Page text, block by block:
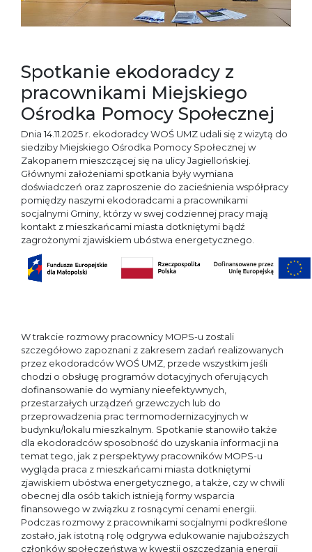
Spotkanie ekodoradcy z
pracownikami Miejskiego
Ośrodka Pomocy Społecznej
Dnia 14.11.2025 r. ekodoradcy WOŚ UMZ udali się z wizytą do
siedziby Miejskiego Ośrodka Pomocy Społecznej w
Zakopanem mieszczącej się na ulicy Jagiellońskiej.
Głównymi założeniami spotkania były wymiana
doświadczeń oraz zaproszenie do zacieśnienia współpracy
pomiędzy naszymi ekodoradcami a pracownikami
socjalnymi Gminy, którzy w swej codziennej pracy mają
kontakt z mieszkańcami miasta dotkniętymi bądź
zagrożonymi zjawiskiem ubóstwa energetycznego.
W trakcie rozmowy pracownicy MOPS-u zostali
szczegółowo zapoznani z zakresem zadań realizowanych
przez ekodoradców WOŚ UMZ, przede wszystkim jeśli
chodzi o obsługę programów dotacyjnych oferujących
dofinansowanie do wymiany nieefektywnych,
przestarzałych urządzeń grzewczych lub do
przeprowadzenia prac termomodernizacyjnych w
budynku/lokalu mieszkalnym. Spotkanie stanowiło także
dla ekodoradców sposobność do uzyskania informacji na
temat tego, jak z perspektywy pracowników MOPS-u
wygląda praca z mieszkańcami miasta dotkniętymi
zjawiskiem ubóstwa energetycznego, a także, czy w chwili
obecnej dla osób takich istnieją formy wsparcia
finansowego w związku z rosnącymi cenami energii.
Podczas rozmowy z pracownikami socjalnymi podkreślone
zostało, jak istotną rolę odgrywa edukowanie najuboższych
członków społeczeństwa w kwestii oszczędzania energii